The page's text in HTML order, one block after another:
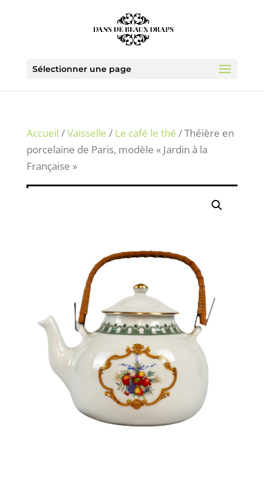
Sélectionner une page
Accueil /Vaisselle / Le café le thé / Théière en
porcelaine de Paris, modèle « Jardin à la
Française »